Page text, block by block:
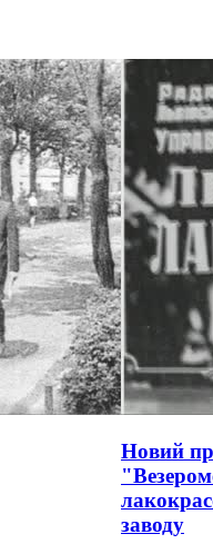
Новий
заводу